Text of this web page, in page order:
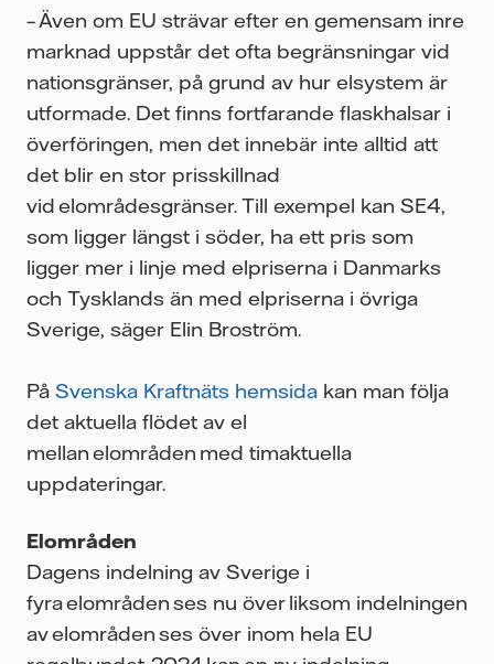
– Även om EU strävar efter en gemensam inre
marknad uppstår det ofta begränsningar vid
nationsgränser, på grund av hur elsystem är
utformade. Det finns fortfarande flaskhalsar i
överföringen, men det innebär inte alltid att
det blir en stor prisskillnad
vid elområdesgränser. Till exempel kan SE4,
som ligger längst i söder, ha ett pris som
ligger mer i linje med elpriserna i Danmarks
och Tysklands än med elpriserna i övriga
Sverige, säger Elin Broström.
På Svenska Kraftnäts hemsida kan man följa
det aktuella flödet av el
mellan elområden med timaktuella
uppdateringar.
Elområden
Dagens indelning av Sverige i
fyra elområden ses nu över liksom indelningen
av elområden ses över inom hela EU